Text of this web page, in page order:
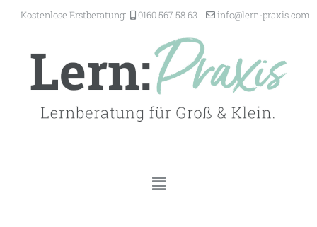
Kostenlose Erstberatung: 0160 567 58 63 moc.s
ixarp
-nrel
@ofni